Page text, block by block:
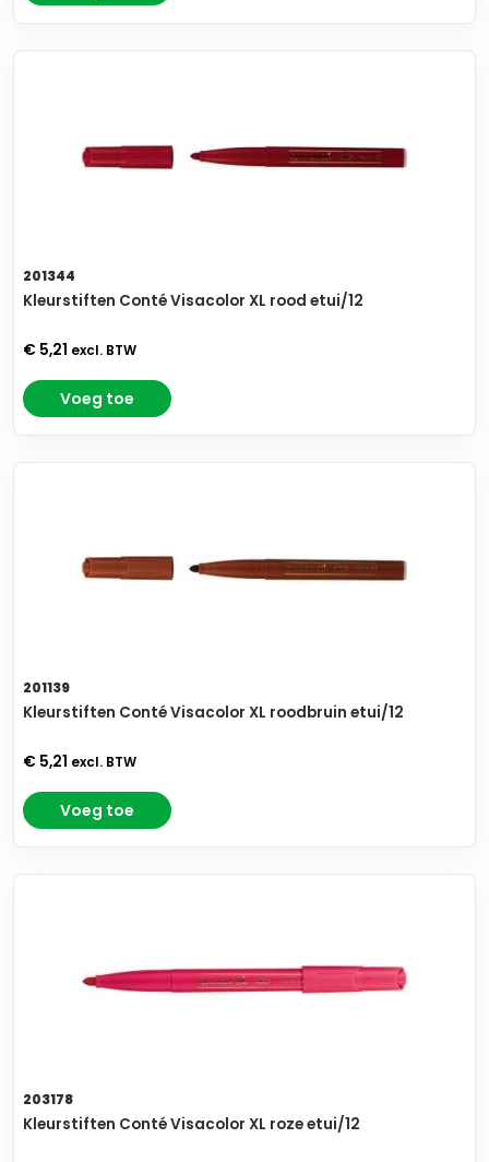
201344
Kleurstiften Conté Visacolor XL rood etui/12
€ 5,21 excl. BTW
Voeg toe
201139
Kleurstiften Conté Visacolor XL roodbruin etui/12
€ 5,21 excl. BTW
Voeg toe
203178
Kleurstiften Conté Visacolor XL roze etui/12